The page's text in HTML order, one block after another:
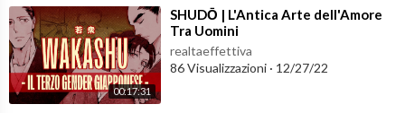
00:17:31
⁣SHUDŌ | L'Antica Arte dell'Amore
Tra Uomini
realtaeffettiva
86 Visualizzazioni · 12/27/22